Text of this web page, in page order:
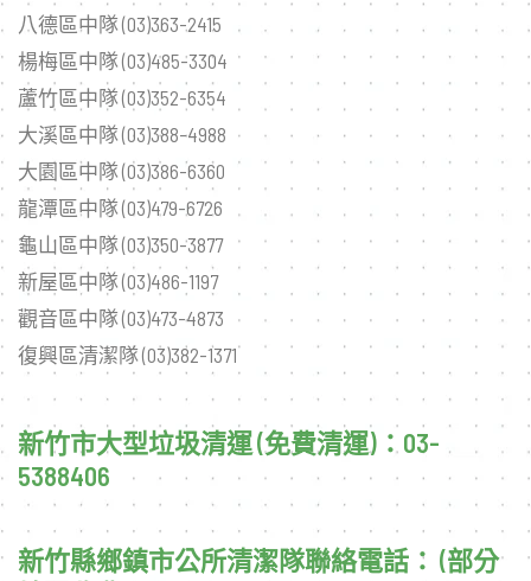
八德區中隊 (03)363-2415
楊梅區中隊 (03)485-3304
蘆竹區中隊 (03)352-6354
大溪區中隊 (03)388-4988
大園區中隊 (03)386-6360
龍潭區中隊 (03)479-6726
龜山區中隊 (03)350-3877
新屋區中隊 (03)486-1197
觀音區中隊 (03)473-4873
復興區清潔隊 (03)382-1371
新竹市大型垃圾清運 (免費清運)：03-
5388406
新竹縣鄉鎮市公所清潔隊聯絡電話： (部分